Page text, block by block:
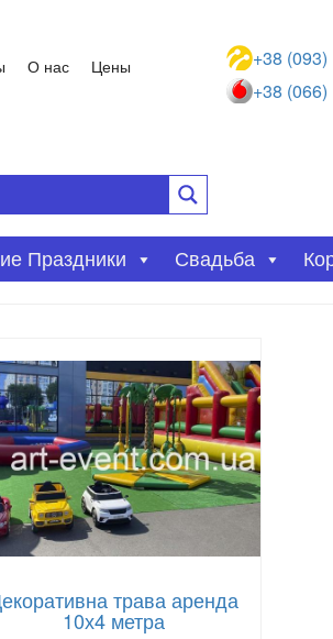
О нас Цены +38 (093)
+38 (066)
Праздники Свадьба
трава аренда
10х4 метра